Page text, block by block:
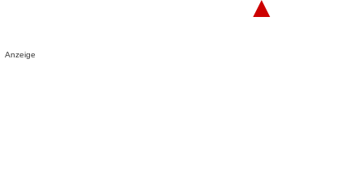
▲
Anzeige